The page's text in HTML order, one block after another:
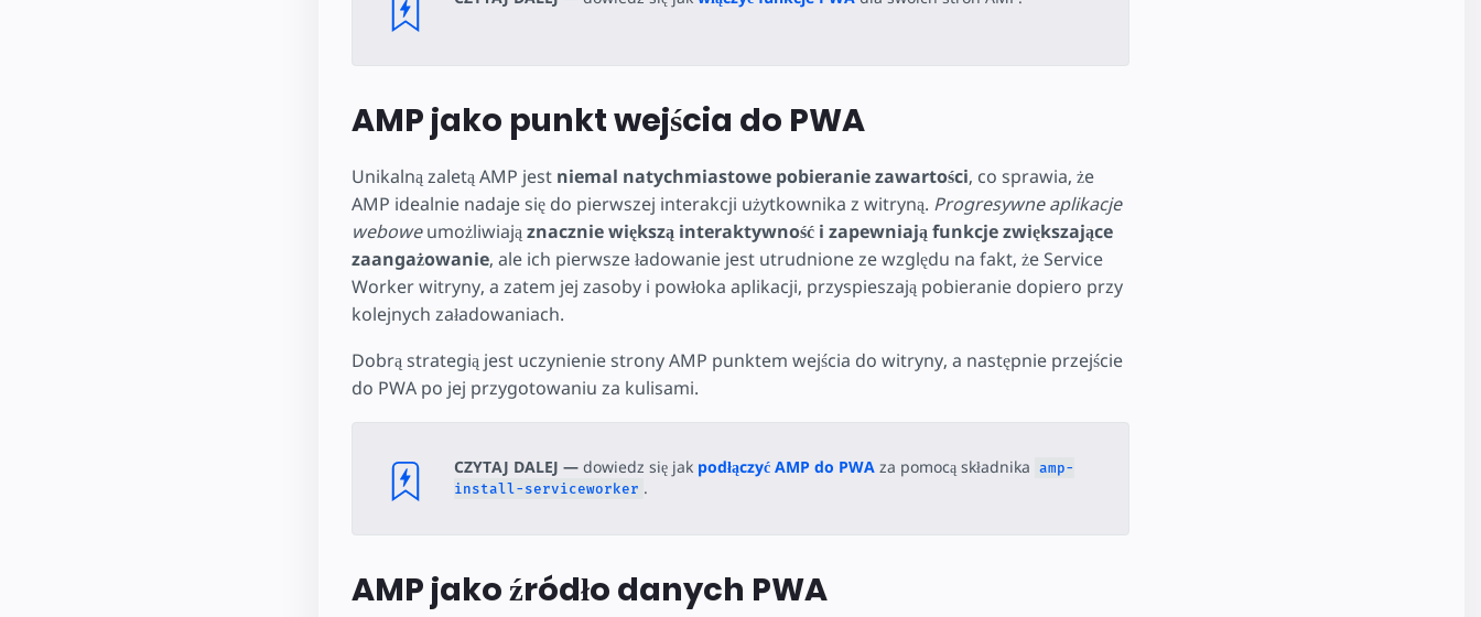
AMP jako punkt wejścia do PWA
Unikalną zaletą AMP jest niemal natychmiastowe pobieranie zawartości, co sprawia, że
AMP idealnie nadaje się do pierwszej interakcji użytkownika z witryną. Progresywne aplikacje
weboweumożliwiająznacznie większą interaktywność i zapewniają funkcje zwiększające
zaangażowanie, ale ich pierwsze ładowanie jest utrudnione ze względu na fakt, że Service
Worker witryny, a zatem jej zasoby i powłoka aplikacji, przyspieszają pobieranie dopiero przy
kolejnych załadowaniach.
Dobrą strategią jest uczynienie strony AMP punktem wejścia do witryny, a następnie przejście
do PWA po jej przygotowaniu za kulisami.
CZYTAJ DALEJ —dowiedz się jak podłączyć AMP do PWAza pomocą składnika amp-
install-serviceworker .
AMP jako źródło danych PWA